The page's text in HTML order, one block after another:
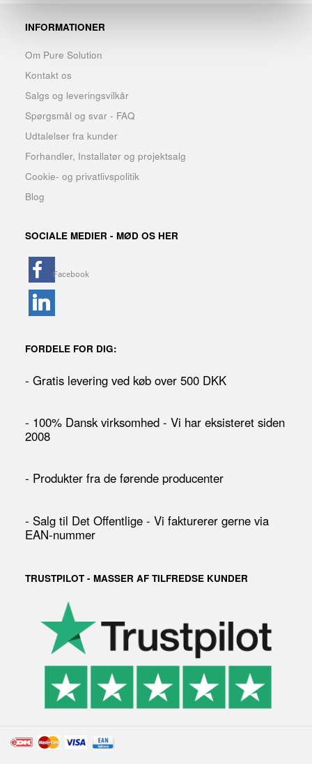
INFORMATIONER
Om Pure Solution
Kontakt os
Salgs og leveringsvilkår
Spørgsmål og svar - FAQ
Udtalelser fra kunder
Forhandler, Installatør og projektsalg
Cookie- og privatlivspolitik
Blog
SOCIALE MEDIER - MØD OS HER
FORDELE FOR DIG:
- Gratis levering ved køb over 500 DKK
- 100% Dansk virksomhed - Vi har eksisteret siden
2008
- Produkter fra de førende producenter
- Salg til Det Offentlige - Vi fakturerer gerne via
EAN-nummer
TRUSTPILOT - MASSER AF TILFREDSE KUNDER